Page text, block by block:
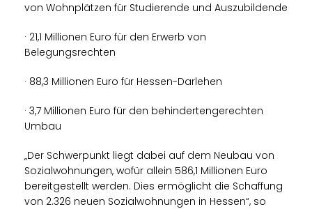
von Wohnplätzen für Studierende und Auszubildende
· 21,1 Millionen Euro für den Erwerb von
Belegungsrechten
· 88,3 Millionen Euro für Hessen-Darlehen
· 3,7 Millionen Euro für den behindertengerechten
Umbau
Der Schwerpunkt liegt dabei auf dem Neubau von
Sozialwohnungen, wofür allein 586,1 Millionen Euro
bereitgestellt werden. Dies ermöglicht die Schaffung
von 2.326 neuen Sozialwohnungen in Hessen“, so